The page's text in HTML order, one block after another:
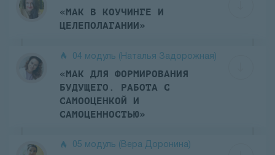
«МАК В КОУЧИНГЕ И
ЦЕЛЕПОЛАГАНИИ»
04 модуль (Наталья Задорожная)
«МАК ДЛЯ ФОРМИРОВАНИЯ
БУДУЩЕГО. РАБОТА С
САМООЦЕНКОЙ И
САМОЦЕННОСТЬЮ»
05 модуль (Вера Доронина)